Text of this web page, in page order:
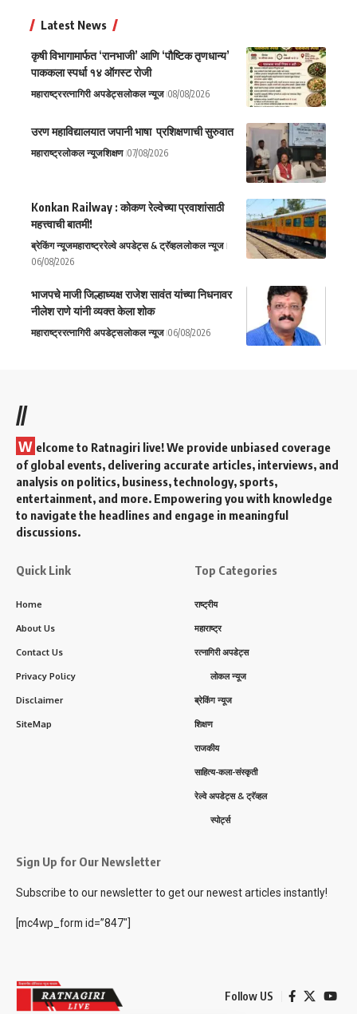
Latest News
कृषी विभागामार्फत ‘रानभाजी’ आणि ‘पौष्टिक तृणधान्य’
पाककला स्पर्धा १४ ऑगस्ट रोजी
महाराष्ट्ररत्नागिरी अपडेट्सलोकल न्यूज 08/08/2026
उरण महाविद्यालयात जपानी भाषा प्रशिक्षणाची सुरुवात
महाराष्ट्रलोकल न्यूजशिक्षण 07/08/2026
Konkan Railway : कोकण रेल्वेच्या प्रवाशांसाठी
महत्त्वाची बातमी!
ब्रेकिंग न्यूजमहाराष्ट्ररेल्वे अपडेट्स & ट्रॅव्हललोकल न्यूज
06/08/2026
भाजपचे माजी जिल्हाध्यक्ष राजेश सावंत यांच्या निधनावर
नीलेश राणे यांनी व्यक्त केला शोक
महाराष्ट्ररत्नागिरी अपडेट्सलोकल न्यूज 06/08/2026
//
W elcome to Ratnagiri live! We provide unbiased coverage
of global events, delivering accurate articles, interviews, and
analysis on politics, business, technology, sports,
entertainment, and more. Empowering you with knowledge
to navigate the headlines and engage in meaningful
discussions.
Quick Link
Home
About Us
Contact Us
Privacy Policy
Disclaimer
SiteMap
Top Categories
राष्ट्रीय
महाराष्ट्र
रत्नागिरी अपडेट्स
लोकल न्यूज
ब्रेकिंग न्यूज
शिक्षण
राजकीय
साहित्य-कला-संस्कृती
रेल्वे अपडेट्स & ट्रॅव्हल
स्पोर्ट्स
Sign Up for Our Newsletter
Subscribe to our newsletter to get our newest articles instantly!
[mc4wp_form id=”847″]
Follow US